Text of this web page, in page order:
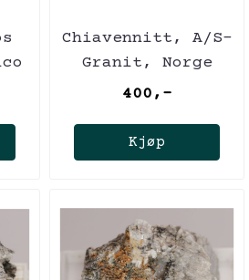
Chiavennitt, A/S-
Granit, Norge
400,-
Kjøp